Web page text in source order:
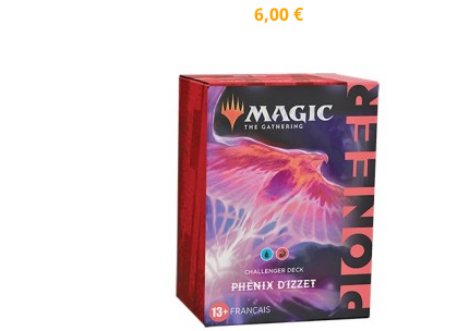
Prix
6,00 €